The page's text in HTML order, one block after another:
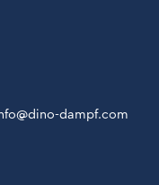
dampf.com